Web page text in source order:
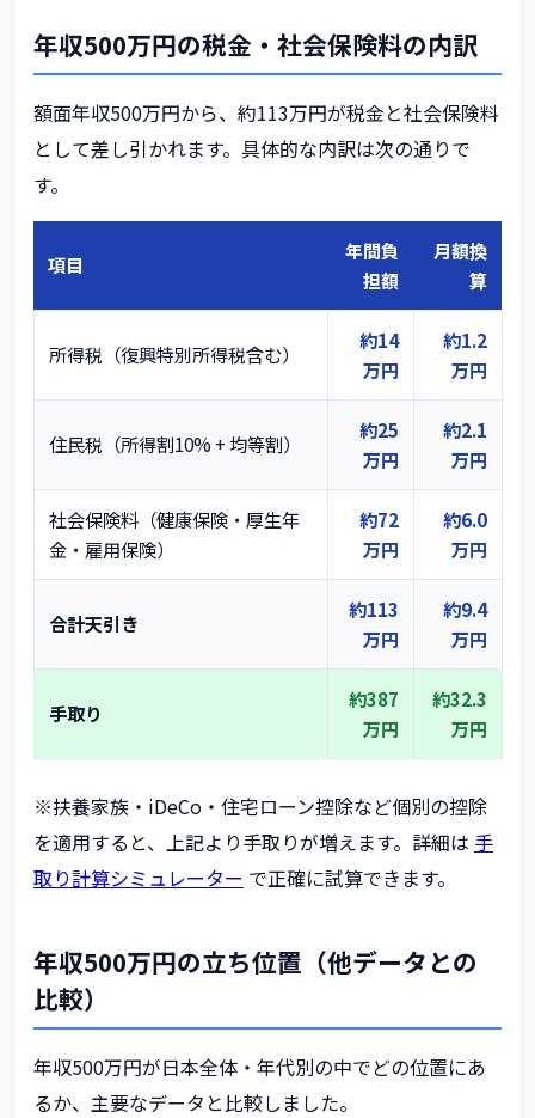
年収500万円の税金・社会保険料の内訳
額面年収500万円から、約113万円が税金と社会保険料
として差し引かれます。具体的な内訳は次の通りで
す。
項目
年間負
担額
月額換
算
所得税（復興特別所得税含む）
約14
万円
約1.2
万円
住民税（所得割10% + 均等割）
約25
万円
約2.1
万円
社会保険料（健康保険・厚生年
金・雇用保険）
約72
万円
約6.0
万円
合計天引き
約113
万円
約9.4
万円
手取り
約387
万円
約32.3
万円
※扶養家族・iDeCo・住宅ローン控除など個別の控除
を適用すると、上記より手取りが増えます。詳細は 手
取り計算シミュレーター で正確に試算できます。
年収500万円の立ち位置（他データとの
比較）
年収500万円が日本全体・年代別の中でどの位置にあ
るか、主要なデータと比較しました。